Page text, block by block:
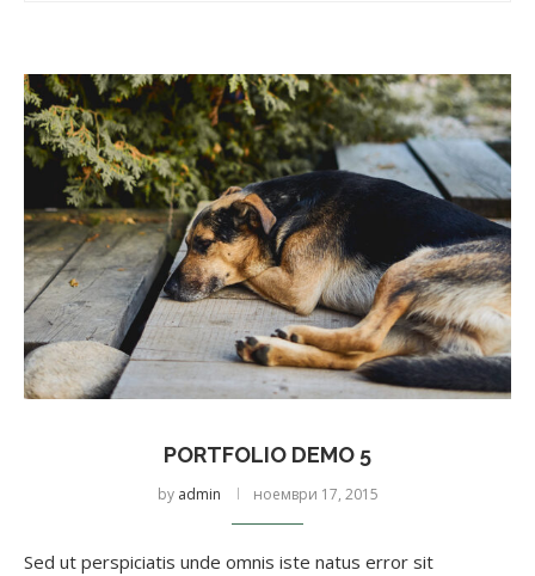
PORTFOLIO DEMO 5
by admin ноември 17, 2015
Sed ut perspiciatis unde omnis iste natus error sit